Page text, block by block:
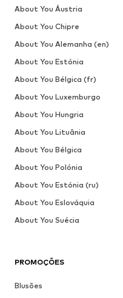
PROMOÇÕES
Blusões
About You Áustria
About You Chipre
About You Alemanha (en)
About You Estónia
About You Bélgica (fr)
About You Luxemburgo
About You Hungria
About You Lituânia
About You Bélgica
About You Polónia
About You Estónia (ru)
About You Eslováquia
About You Suécia